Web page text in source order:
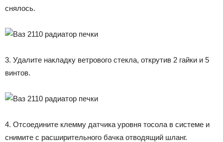
снялось.
3. Удалите накладку ветрового стекла, открутив 2 гайки и 5
винтов.
4. Отсоедините клемму датчика уровня тосола в системе и
снимите с расширительного бачка отводящий шланг.